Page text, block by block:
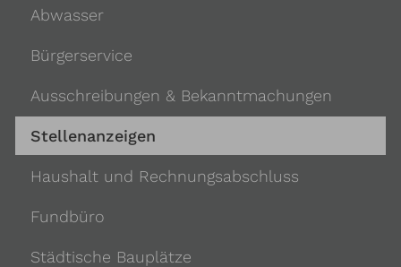
Abwasser
Bürgerservice
Ausschreibungen & Bekanntmachungen
Stellenanzeigen
Haushalt und Rechnungsabschluss
Fundbüro
Städtische Bauplätze